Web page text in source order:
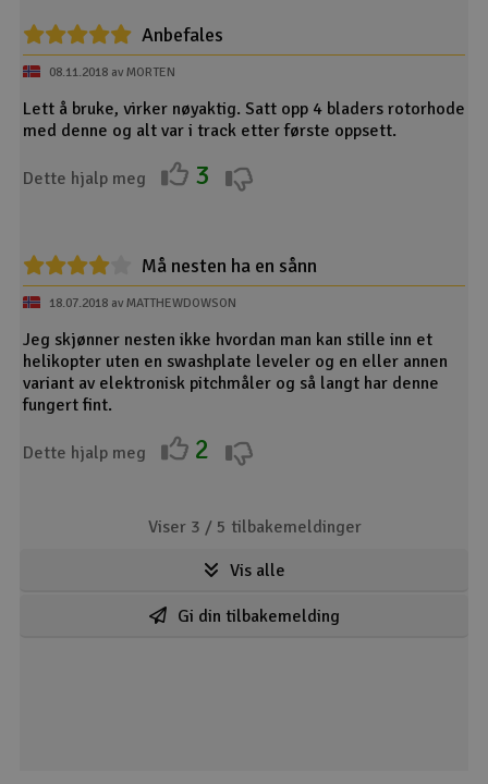
Anbefales
08.11.2018 av MORTEN
Lett å bruke, virker nøyaktig. Satt opp 4 bladers rotorhode
med denne og alt var i track etter første oppsett.
Dette hjalp meg 3
Må nesten ha en sånn
18.07.2018 av MATTHEWDOWSON
Jeg skjønner nesten ikke hvordan man kan stille inn et
helikopter uten en swashplate leveler og en eller annen
variant av elektronisk pitchmåler og så langt har denne
fungert fint.
Dette hjalp meg 2
Viser 3 / 5 tilbakemeldinger
Vis alle
Gi din tilbakemelding